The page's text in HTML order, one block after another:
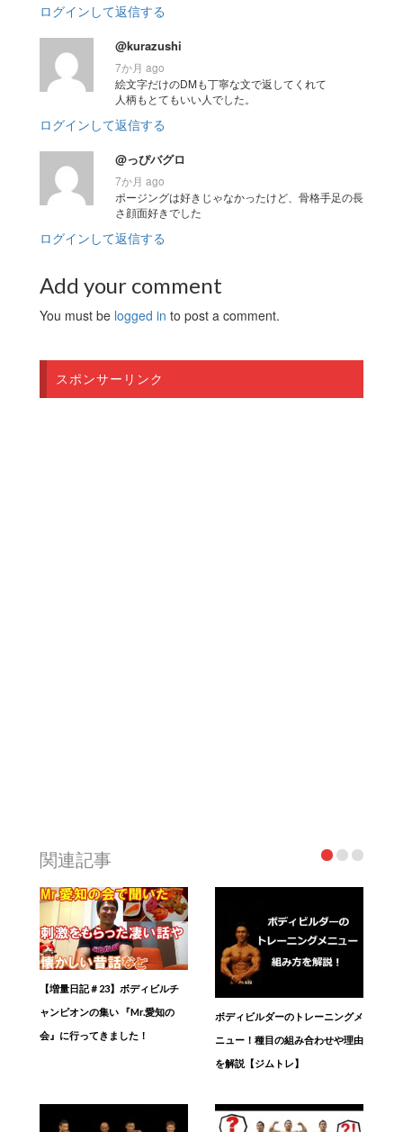
ログインして返信する
@kurazushi
7か月 ago
絵文字だけのDMも丁寧な文で返してくれて
人柄もとてもいい人でした。
ログインして返信する
@っぴバグロ
7か月 ago
ポージングは好きじゃなかったけど、骨格手足の長
さ顔面好きでした
ログインして返信する
Add your comment
You must be logged in to post a comment.
スポンサーリンク
関連記事
【増量日記＃23】ボディビルチ
ャンピオンの集い 『Mr.愛知の
会』に行ってきました！
ボディビルダーのトレーニングメ
ニュー！種目の組み合わせや理由
を解説【ジムトレ】